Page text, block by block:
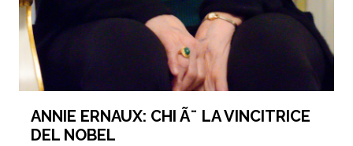
ANNIE ERNAUX: CHI Ã¨ LA VINCITRICE
DEL NOBEL